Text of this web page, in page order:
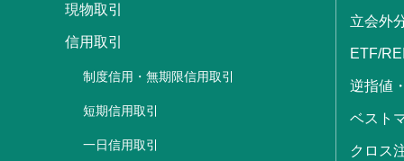
現物取引
信用取引
制度信用・無期限信用取引
短期信用取引
一日信用取引
立会外
ETF/
逆指値
ベスト
クロス